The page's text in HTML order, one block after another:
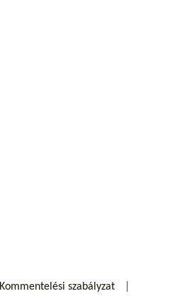
Kommentelési szabályzat